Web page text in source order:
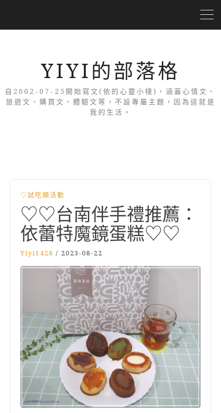
YIYI的部落格
自2002-07-25開始寫文(依的心靈小棧)，涵蓋心情文、
旅遊文、購買文、體驗文等，不設專屬主題，因為這就是
我的生活。
♡試吃類活動
♡♡台南伴手禮推薦：
依蕾特魔鏡蛋糕♡♡
Yiyi1428 / 2023-08-22